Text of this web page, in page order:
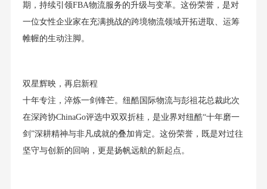
期，持续引领FBA物流服务的升级与变革。这份荣誉，是对
一位女性企业家在充满挑战的跨境物流领域开拓进取、运筹
帷幄的生动注脚。
双星辉映，再启新程
十年专注，淬炼一剑锋芒。纽酷国际物流与彭祖花总裁此次
在深跨协ChinaGo评选中双双折桂，是业界对纽酷“十年磨一
剑”深耕精神与非凡成就的叠加肯定。这份荣誉，既是对过往
坚守与创新的回响，更是扬帆远航的新起点。